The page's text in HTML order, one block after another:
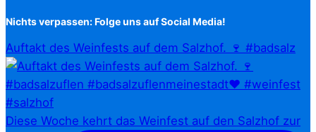
Nichts verpassen: Folge uns auf Social Media!
Auftakt des Weinfests auf dem Salzhof. 🍷 #badsalz
Diese Woche kehrt das Weinfest auf den Salzhof zur